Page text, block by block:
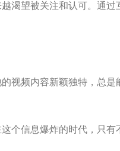
渴望被关注和认可。通
视频内容新颖独特，总
个信息爆炸的时代，只有